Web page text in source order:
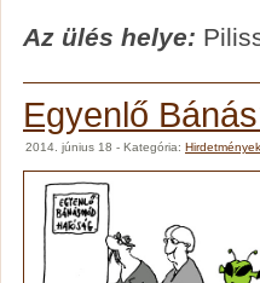
Az ülés helye:
Egyenlő
2014. június 18 - Kategória: Hirdetmények